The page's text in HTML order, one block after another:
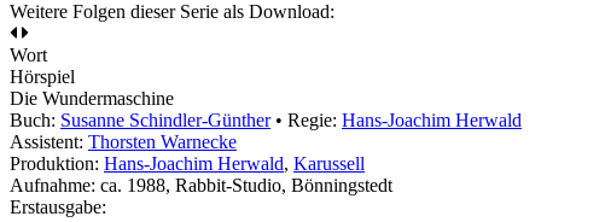
Weitere Folgen dieser Serie als Download:
Wort
Hörspiel
Die Wundermaschine
Buch: Susanne Schindler-Günther• Regie: Hans-Joachim Herwald
Assistent: Thorsten Warnecke
Produktion: Hans-Joachim Herwald, Karussell
Aufnahme: ca. 1988, Rabbit-Studio, Bönningstedt
Erstausgabe: